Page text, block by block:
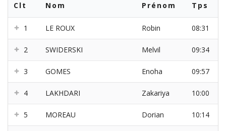
CONTACT ET LIENS UTILES
Clt Nom Prénom Tps
1 LE ROUX Robin 08:31
2 SWIDERSKI Melvil 09:34
3 GOMES Enoha 09:57
4 LAKHDARI Zakariya 10:00
5 MOREAU Dorian 10:14